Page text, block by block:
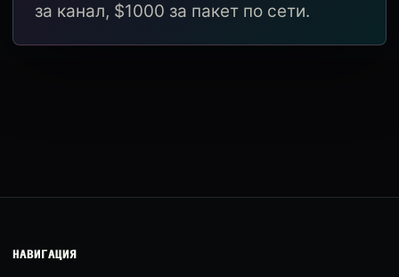
за канал, $1000 за пакет по сети.
НАВИГАЦИЯ